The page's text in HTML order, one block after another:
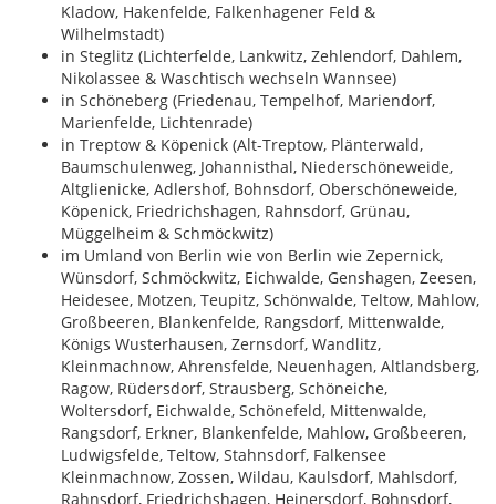
Kladow, Hakenfelde, Falkenhagener Feld &
Wilhelmstadt)
in Steglitz (Lichterfelde, Lankwitz, Zehlendorf, Dahlem,
Nikolassee & Waschtisch wechseln Wannsee)
in Schöneberg (Friedenau, Tempelhof, Mariendorf,
Marienfelde, Lichtenrade)
in Treptow & Köpenick (Alt-Treptow, Plänterwald,
Baumschulenweg, Johannisthal, Niederschöneweide,
Altglienicke, Adlershof, Bohnsdorf, Oberschöneweide,
Köpenick, Friedrichshagen, Rahnsdorf, Grünau,
Müggelheim & Schmöckwitz)
im Umland von Berlin wie von Berlin wie Zepernick,
Wünsdorf, Schmöckwitz, Eichwalde, Genshagen, Zeesen,
Heidesee, Motzen, Teupitz, Schönwalde, Teltow, Mahlow,
Großbeeren, Blankenfelde, Rangsdorf, Mittenwalde,
Königs Wusterhausen, Zernsdorf, Wandlitz,
Kleinmachnow, Ahrensfelde, Neuenhagen, Altlandsberg,
Ragow, Rüdersdorf, Strausberg, Schöneiche,
Woltersdorf, Eichwalde, Schönefeld, Mittenwalde,
Rangsdorf, Erkner, Blankenfelde, Mahlow, Großbeeren,
Ludwigsfelde, Teltow, Stahnsdorf, Falkensee
Kleinmachnow, Zossen, Wildau, Kaulsdorf, Mahlsdorf,
Rahnsdorf, Friedrichshagen, Heinersdorf, Bohnsdorf,